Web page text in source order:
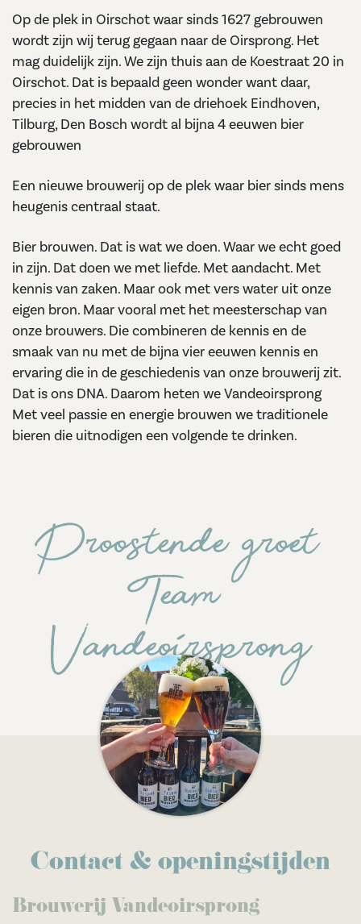
Op de plek in Oirschot waar sinds 1627 gebrouwen
wordt zijn wij terug gegaan naar de Oirsprong. Het
mag duidelijk zijn. We zijn thuis aan de Koestraat 20 in
Oirschot. Dat is bepaald geen wonder want daar,
precies in het midden van de driehoek Eindhoven,
Tilburg, Den Bosch wordt al bijna 4 eeuwen bier
gebrouwen
Een nieuwe brouwerij op de plek waar bier sinds mens
heugenis centraal staat.
Bier brouwen. Dat is wat we doen. Waar we echt goed
in zijn. Dat doen we met liefde. Met aandacht. Met
kennis van zaken. Maar ook met vers water uit onze
eigen bron. Maar vooral met het meesterschap van
onze brouwers. Die combineren de kennis en de
smaak van nu met de bijna vier eeuwen kennis en
ervaring die in de geschiedenis van onze brouwerij zit.
Dat is ons DNA. Daarom heten we Vandeoirsprong
Met veel passie en energie brouwen we traditionele
bieren die uitnodigen een volgende te drinken.
Proostende groet
Team
Vandeoirsprong
Contact & openingstijden
Brouwerij Vandeoirsprong